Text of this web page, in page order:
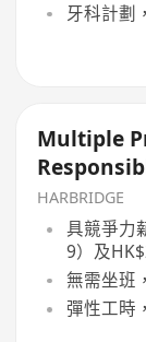
牙科計劃
Multiple
Types 1,4,9
HARBRIDGE
具競爭力
9）及
無需坐班
彈性工時